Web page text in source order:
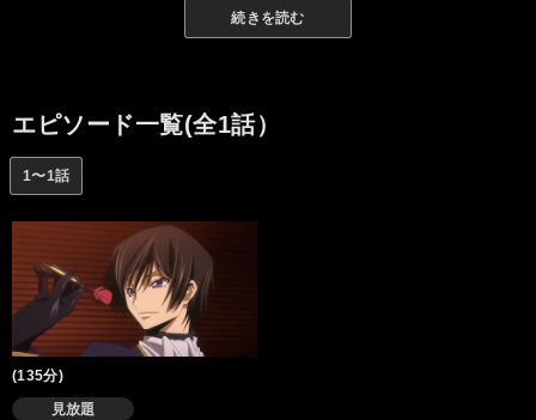
く。テレビシリーズ全50話を劇場3部に再編集。全編新規アフレコ
続きを読む
エピソード一覧(全1話）
1〜1話
(135分)
見放題